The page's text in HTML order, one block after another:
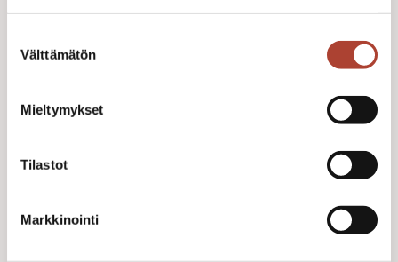
valinta
Välttämätön
Mieltymykset
Tilastot
Markkinointi
Handcrafted genuine leather belt with nickel